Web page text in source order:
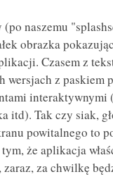
naszemu
obrazka
Czasem z
wersjach z paskiem
interaktywnymi
itd). Tak czy siak,
powitalnego to
że aplikacja
za chwilkę